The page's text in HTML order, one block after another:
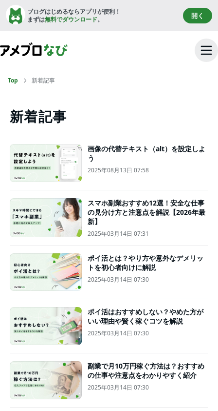
ブログはじめるならアプリが便利！
まずは無料でダウンロード。 開く
Top 新着記事
新着記事
画像の代替テキスト（alt）を設定しよ
う
2025年08月13日 07:58
スマホ副業おすすめ12選！安全な仕事
の見分け方と注意点を解説【2026年最
新】
2025年03月14日 07:31
ポイ活とは？やり方や意外なデメリッ
トを初心者向けに解説
2025年03月14日 07:30
ポイ活はおすすめしない？やめた方が
いい理由や賢く稼ぐコツを解説
2025年03月14日 07:30
副業で月10万円稼ぐ方法は？おすすめ
の仕事や注意点をわかりやすく紹介
2025年03月14日 07:30